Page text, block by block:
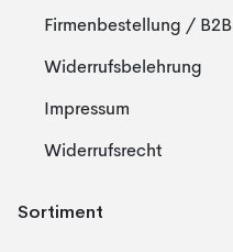
Firmenbestellung / B2B
Widerrufsbelehrung
Impressum
Widerrufsrecht
Sortiment